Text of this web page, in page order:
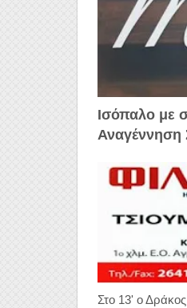
Ισόπαλο με
Αναγέννηση
Στο 13' ο